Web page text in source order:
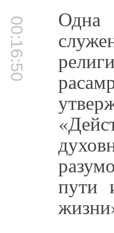
00:16:50 Одна
пути